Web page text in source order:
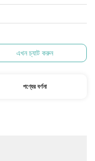
এখন চ্যাট করুন
পণ্যের বর্ণনা